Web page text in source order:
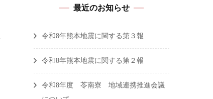
最近のお知らせ
令和8年熊本地震に関する第３報
令和8年熊本地震に関する第２報
令和8年度 苓南寮 地域連携推進会議